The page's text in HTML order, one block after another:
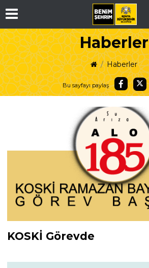
Haberler
Haberler
Bu sayfayı paylaş
KOSKİ Görevde